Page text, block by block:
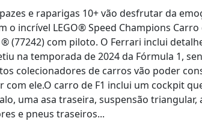
e raparigas 10+ vão desfrutar da
o incrível LEGO® Speed Champions
(77242) com piloto. O Ferrari inclui
na temporada de 2024 da Fórmula 1,
colecionadores de carros vão poder
com ele.O carro de F1 inclui um cockpit
uma asa traseira, suspensão triangular,
e pneus traseiros...